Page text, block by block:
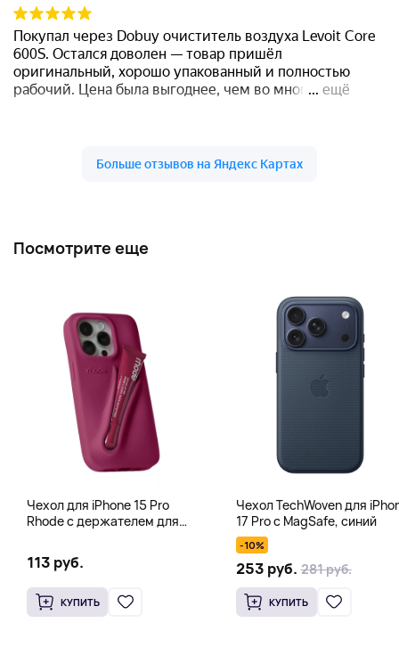
Посмотрите еще
Чехол для iPhone 15 Pro
Rhode с держателем для
113 руб.
КУПИТЬ
Чехол TechWoven для
17 Pro с MagSafe, синий
-10%
253 руб. 281 руб.
КУПИТЬ